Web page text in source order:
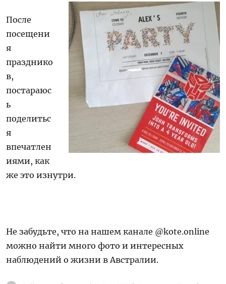
После
посещени
я
празднико
в,
постараюс
ь
поделитьс
я
впечатлен
иями, как
же это изнутри.
Не забудьте, что на нашем канале @kote.online
можно найти много фото и интересных
наблюдений о жизни в Австралии.